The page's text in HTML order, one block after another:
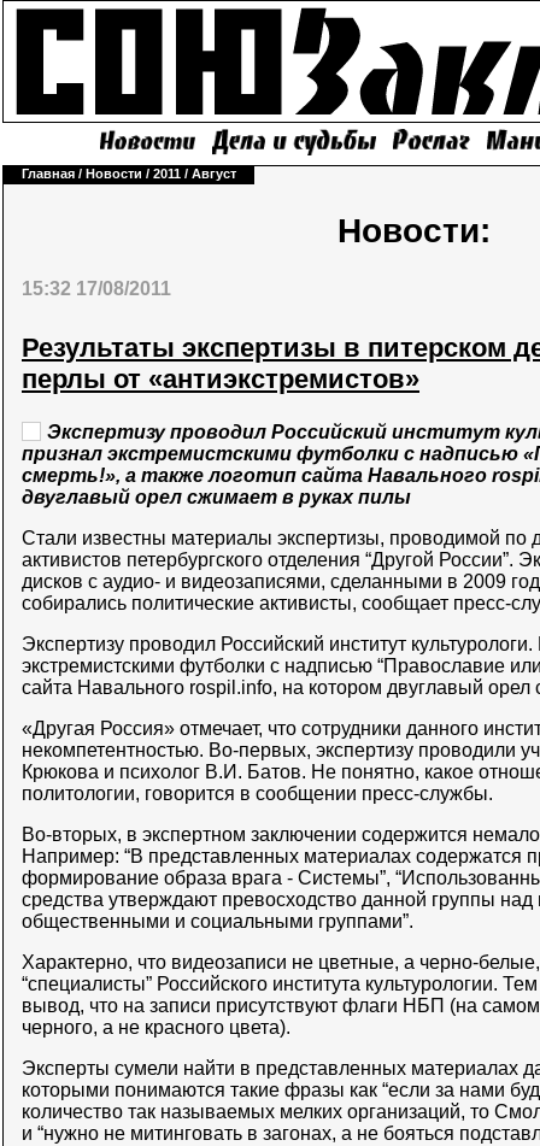
Главная / Новости / 2011 / Август
Новости:
15:32 17/08/2011
Результаты экспертизы в питерском
перлы от «антиэкстремистов»
Экспертизу проводил Российский институт
признал экстремистскими футболки с надписью
смерть!», а также логотип сайта Навального
двуглавый орел сжимает в руках пилы
Стали известны материалы экспертизы, проводимой по
активистов петербургского отделения “Другой России”.
дисков с аудио- и видеозаписями, сделанными в 2009
собирались политические активисты, сообщает пресс-
Экспертизу проводил Российский институт
экстремистскими футболки с надписью “Православие
сайта Навального rospil.info, на котором двуглавый орел
«Другая Россия» отмечает, что сотрудники данного
некомпетентностью. Во-первых, экспертизу проводили
Крюкова и психолог В.И. Батов. Не понятно, какое
политологии, говорится в сообщении пресс-службы.
Во-вторых, в экспертном заключении содержится
Например: “В представленных материалах содержатся
формирование образа врага - Системы”,
средства утверждают превосходство данной группы
общественными и социальными группами”.
Характерно, что видеозаписи не цветные, а черно-
“специалисты” Российского института культурологии.
вывод, что на записи присутствуют флаги НБП (на
черного, а не красного цвета).
Эксперты сумели найти в представленных материалах
которыми понимаются такие фразы как “если за нами
количество так называемых мелких организаций, то
и “нужно не митинговать в загонах, а не бояться